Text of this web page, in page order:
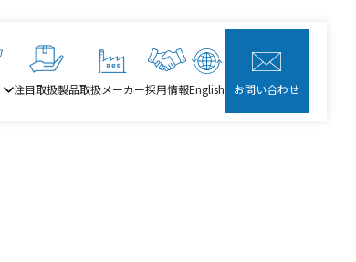
注目取扱製品取扱メーカー採用情報English お問い合わせ